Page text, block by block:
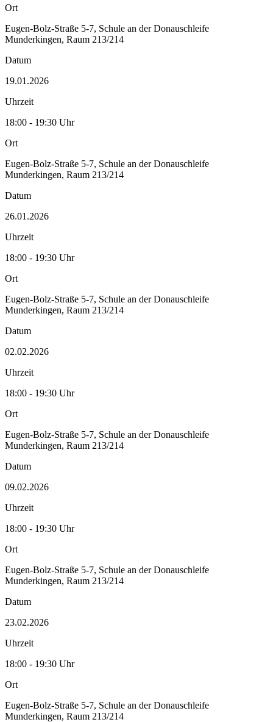
Ort
Eugen-Bolz-Straße 5-7, Schule an der Donauschleife
Munderkingen, Raum 213/214
Datum
19.01.2026
Uhrzeit
18:00 - 19:30 Uhr
Ort
Eugen-Bolz-Straße 5-7, Schule an der Donauschleife
Munderkingen, Raum 213/214
Datum
26.01.2026
Uhrzeit
18:00 - 19:30 Uhr
Ort
Eugen-Bolz-Straße 5-7, Schule an der Donauschleife
Munderkingen, Raum 213/214
Datum
02.02.2026
Uhrzeit
18:00 - 19:30 Uhr
Ort
Eugen-Bolz-Straße 5-7, Schule an der Donauschleife
Munderkingen, Raum 213/214
Datum
09.02.2026
Uhrzeit
18:00 - 19:30 Uhr
Ort
Eugen-Bolz-Straße 5-7, Schule an der Donauschleife
Munderkingen, Raum 213/214
Datum
23.02.2026
Uhrzeit
18:00 - 19:30 Uhr
Ort
Eugen-Bolz-Straße 5-7, Schule an der Donauschleife
Munderkingen, Raum 213/214